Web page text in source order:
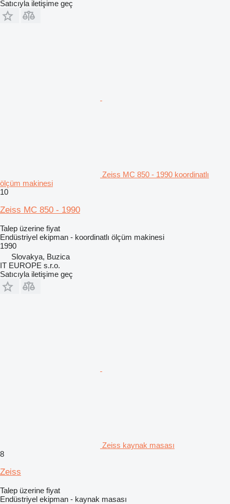
Satıcıyla iletişime geç
Zeiss MC 850 - 1990 koordinatlı
ölçüm makinesi
10
Zeiss MC 850 - 1990
Talep üzerine fiyat
Endüstriyel ekipman - koordinatlı ölçüm makinesi
1990
Slovakya, Buzica
IT EUROPE s.r.o.
Satıcıyla iletişime geç
Zeiss kaynak masası
8
Zeiss
Talep üzerine fiyat
Endüstriyel ekipman - kaynak masası